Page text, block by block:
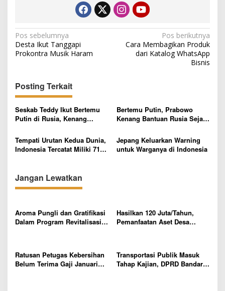
N
a
i
g
a
s
i
p
s
Pos sebelumnya
Desta Ikut Tanggapi
Prokontra Musik Haram
Pos berikutnya
Cara Membagikan Produk
dari Katalog WhatsApp
Bisnis
Posting Terkait
Seskab Teddy Ikut Bertemu
Putin di Rusia, Kenang
kala Menjabat Menteri
Pertahanan dan Presiden
Terpilih
Bertemu Putin, Prabowo
Kenang Bantuan Rusia Sejak
Peringati 75 Tahun Hubungan
Baik Dua Negara
Tempati Urutan Kedua Dunia,
Indonesia Tercatat Miliki 718
Jepang Keluarkan Warning
untuk Warganya di Indonesia
Jangan Lewatkan
Aroma Pungli dan Gratifikasi
Dalam Program Revitalisasi
Hasilkan 120 Juta/Tahun,
Pemanfaatan Aset Desa
Ratusan Petugas Kebersihan
Belum Terima Gaji Januari
Transportasi Publik Masuk
Tahap Kajian, DPRD Bandar